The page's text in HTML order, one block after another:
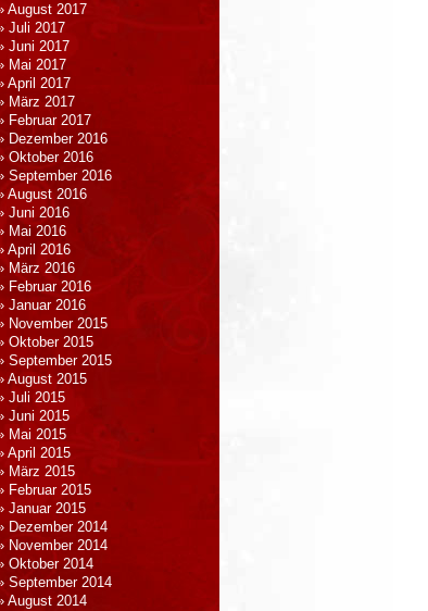
August 2017
Juli 2017
Juni 2017
Mai 2017
April 2017
März 2017
Februar 2017
Dezember 2016
Oktober 2016
September 2016
August 2016
Juni 2016
Mai 2016
April 2016
März 2016
Februar 2016
Januar 2016
November 2015
Oktober 2015
September 2015
August 2015
Juli 2015
Juni 2015
Mai 2015
April 2015
März 2015
Februar 2015
Januar 2015
Dezember 2014
November 2014
Oktober 2014
September 2014
August 2014